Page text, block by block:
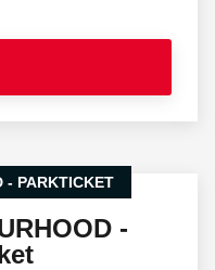
- PARKTICKET
-